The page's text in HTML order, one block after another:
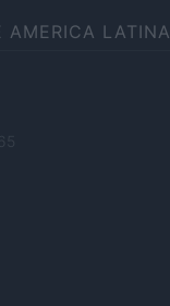
AMERICA LATINA